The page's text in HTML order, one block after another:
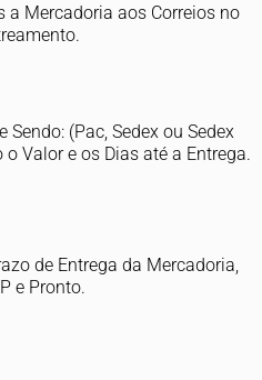
a Mercadoria aos Correios no
(Pac, Sedex ou Sedex
Valor e os Dias até a Entrega.
de Entrega da Mercadoria,
e Pronto.